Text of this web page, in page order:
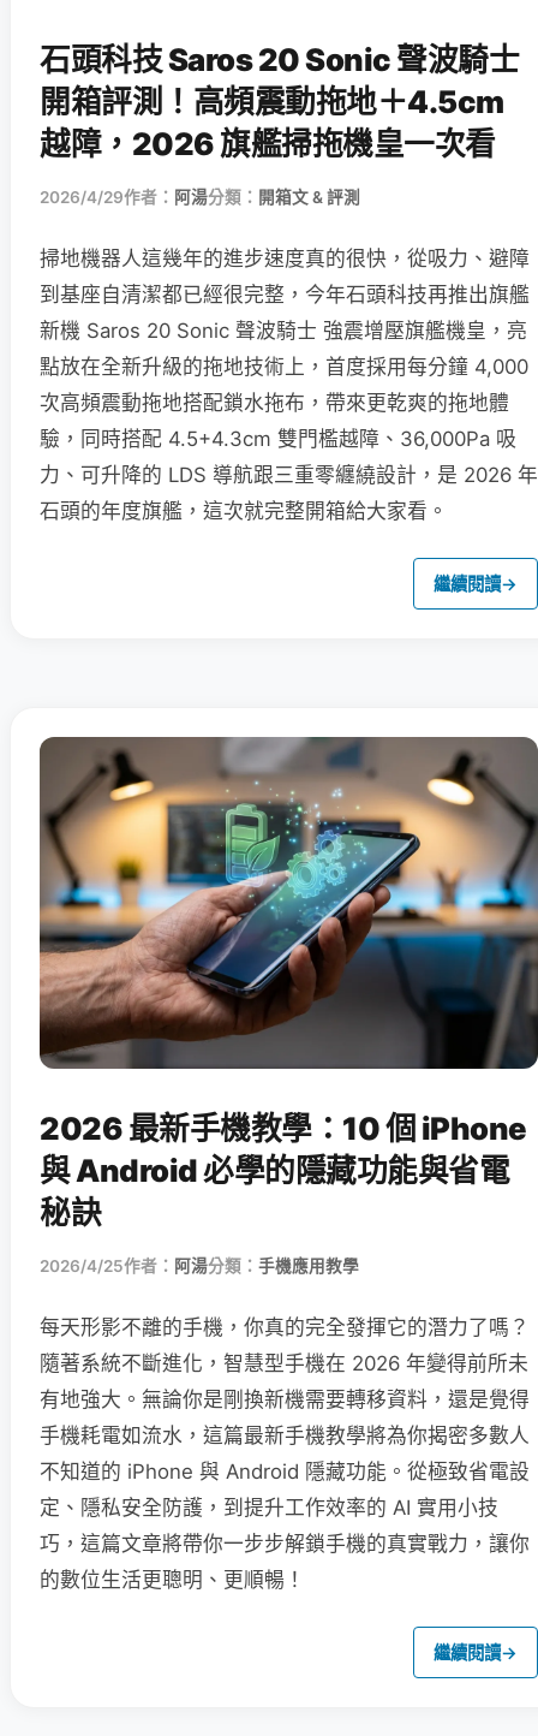
石頭科技 Saros 20 Sonic 聲波騎士
開箱評測！高頻震動拖地＋4.5cm
越障，2026 旗艦掃拖機皇一次看
2026/4/29作者： 阿湯分類： 開箱文 & 評測
掃地機器人這幾年的進步速度真的很快，從吸力、避障
到基座自清潔都已經很完整，今年石頭科技再推出旗艦
新機 Saros 20 Sonic 聲波騎士 強震增壓旗艦機皇，亮
點放在全新升級的拖地技術上，首度採用每分鐘 4,000
次高頻震動拖地搭配鎖水拖布，帶來更乾爽的拖地體
驗，同時搭配 4.5+4.3cm 雙門檻越障、36,000Pa 吸
力、可升降的 LDS 導航跟三重零纏繞設計，是 2026 年
石頭的年度旗艦，這次就完整開箱給大家看。
繼續閱讀→
2026 最新手機教學：10 個 iPhone
與 Android 必學的隱藏功能與省電
秘訣
2026/4/25作者： 阿湯分類： 手機應用教學
每天形影不離的手機，你真的完全發揮它的潛力了嗎？
隨著系統不斷進化，智慧型手機在 2026 年變得前所未
有地強大。無論你是剛換新機需要轉移資料，還是覺得
手機耗電如流水，這篇最新手機教學將為你揭密多數人
不知道的 iPhone 與 Android 隱藏功能。從極致省電設
定、隱私安全防護，到提升工作效率的 AI 實用小技
巧，這篇文章將帶你一步步解鎖手機的真實戰力，讓你
的數位生活更聰明、更順暢！
繼續閱讀→